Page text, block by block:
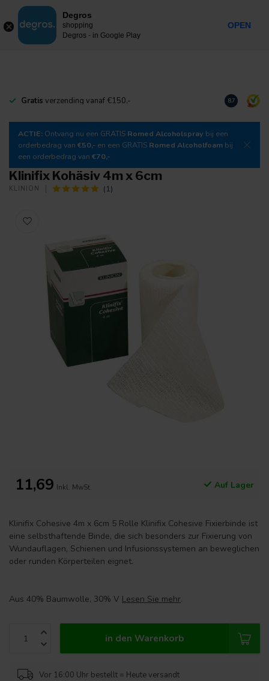
MENU
Gratis verzending vanaf €150,- Laden Sie
8.7
ACTIE: Ontvang nu een GRATIS Romed Alcoholspray bij een
orderbedrag van €50,- en een GRATIS Romed Alcoholfoam bij
een orderbedrag van €70,-
Klinifix Kohäsiv 4m x 6cm
KLINION (1)
11,69 Inkl. MwSt. Auf Lager
Klinifix Cohesive 4m x 6cm 5 Rolle Klinifix Cohesive Fixierbinde ist
eine selbsthaftende Binde, die sich besonders zur Fixierung von
Wundauflagen, Schienen und Infusionssystemen an beweglichen
oder runden Körperteilen eignet.
Aus 40% Baumwolle, 30% V Lesen Sie mehr.
in den Warenkorb
Vor 16:00 Uhr bestellt = Heute versandt
Degros
shopping
Degros - in Google Play
OPEN